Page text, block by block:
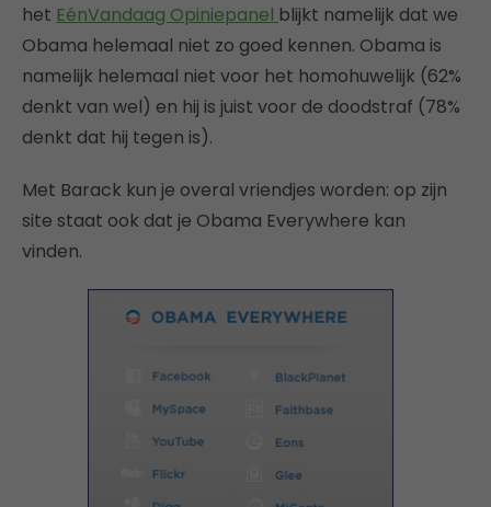
het EénVandaag Opiniepanel blijkt namelijk dat we
Obama helemaal niet zo goed kennen. Obama is
namelijk helemaal niet voor het homohuwelijk (62%
denkt van wel) en hij is juist voor de doodstraf (78%
denkt dat hij tegen is).
Met Barack kun je overal vriendjes worden: op zijn
site staat ook dat je Obama Everywhere kan
vinden.